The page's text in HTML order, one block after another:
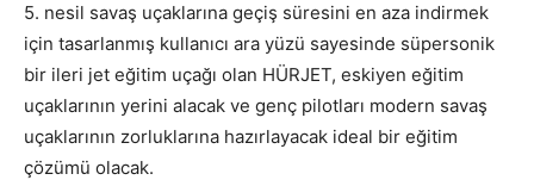
5. nesil savaş uçaklarına geçiş süresini en aza indirmek
için tasarlanmış kullanıcı ara yüzü sayesinde süpersonik
bir ileri jet eğitim uçağı olan HÜRJET, eskiyen eğitim
uçaklarının yerini alacak ve genç pilotları modern savaş
uçaklarının zorluklarına hazırlayacak ideal bir eğitim
çözümü olacak.